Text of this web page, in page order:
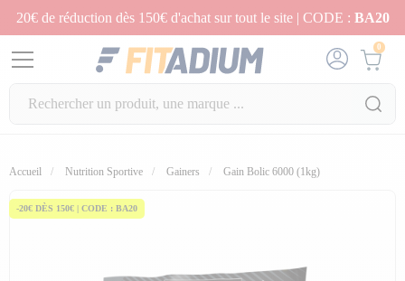
20€ de réduction dès 150€ d'achat sur tout le site | CODE : BA20
0
Accueil Nutrition Sportive Gainers Gain Bolic 6000 (1kg)
-20€ DÈS 150€ | CODE : BA20